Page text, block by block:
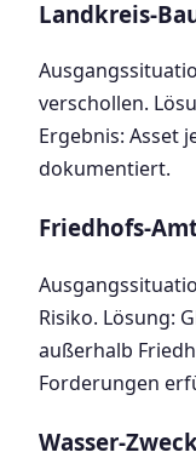
Landkreis-
verschollen.
Ergebnis: Asset
dokumentiert.
Friedhofs-
Risiko. Lösung:
außerhalb
Forderungen
Wasser-